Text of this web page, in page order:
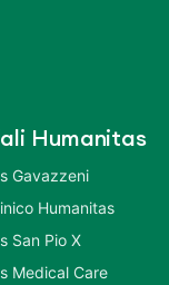
Humanitas
Gavazzeni
Humanitas
San Pio X
Medical Care